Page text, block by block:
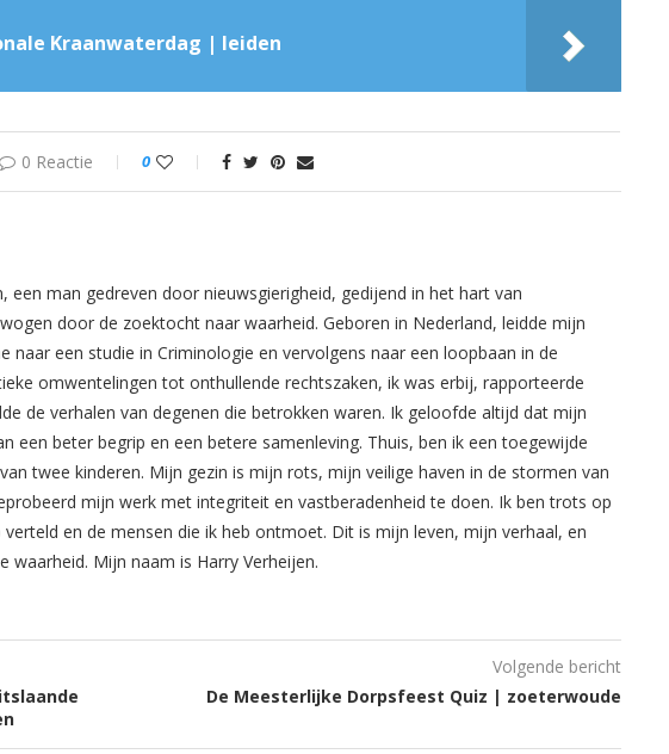
Kraanwaterdag | leiden
0 Reactie 0
een man gedreven door nieuwsgierigheid, gedijend in het hart van
door de zoektocht naar waarheid. Geboren in Nederland, leidde mijn
naar een studie in Criminologie en vervolgens naar een loopbaan in de
omwentelingen tot onthullende rechtszaken, ik was erbij, rapporteerde
de verhalen van degenen die betrokken waren. Ik geloofde altijd dat mijn
een beter begrip en een betere samenleving. Thuis, ben ik een toegewijde
twee kinderen. Mijn gezin is mijn rots, mijn veilige haven in de stormen van
mijn werk met integriteit en vastberadenheid te doen. Ik ben trots op
verteld en de mensen die ik heb ontmoet. Dit is mijn leven, mijn verhaal, en
waarheid. Mijn naam is Harry Verheijen.
Volgende bericht
De Meesterlijke Dorpsfeest Quiz | zoeterwoude